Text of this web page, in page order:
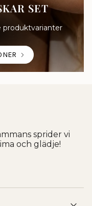
SET
produktvarianter
sprider vi
och glädje!